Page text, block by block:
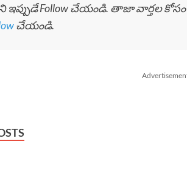
ఇప్పుడే Follow చేయండి. తాజా వార్తల
చేయండి.